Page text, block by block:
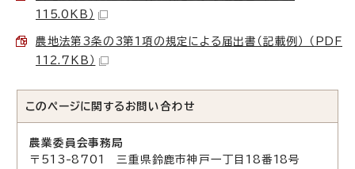
115.0KB）
農地法第3条の3第1項の規定による届出書（記載例） （PDF
112.7KB）
このページに関する お問い合わせ
農業委員会事務局
〒513-8701 三重県鈴鹿市神戸一丁目18番18号